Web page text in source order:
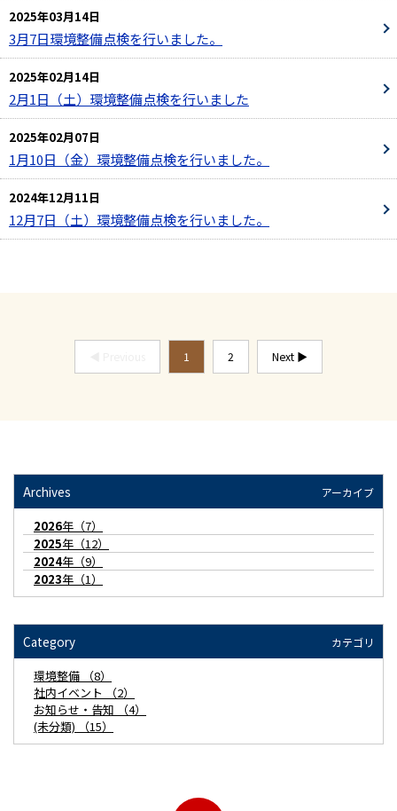
2025年03月14日
3月7日環境整備点検を行いました。
2025年02月14日
2月1日（土）環境整備点検を行いました
2025年02月07日
1月10日（金）環境整備点検を行いました。
2024年12月11日
12月7日（土）環境整備点検を行いました。
1 2 Next ▶
Archives アーカイブ
2026年（7）
2025年（12）
2024年（9）
2023年（1）
Category カテゴリ
環境整備 （8）
社内イベント （2）
お知らせ・告知 （4）
(未分類) （15）